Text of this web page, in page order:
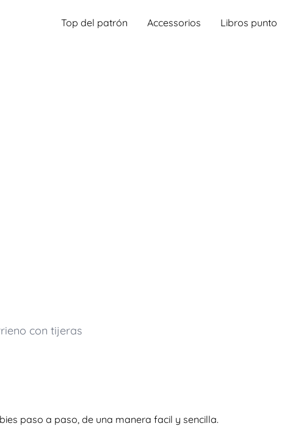
Top del patrón Accessorios Libros punto
con tijeras
paso a paso, de una manera facil y sencilla.